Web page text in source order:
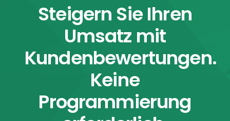
Steigern Sie Ihren
Umsatz mit
Kundenbewertungen.
Keine
Programmierung